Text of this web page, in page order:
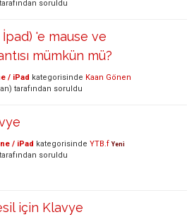
tarafından soruldu
'e mause ve
mümkün mü?
/ iPad kategorisinde Kaan Gönen
tarafından soruldu
/ iPad kategorisinde YTB.f Yeni
tarafından soruldu
için Klavye